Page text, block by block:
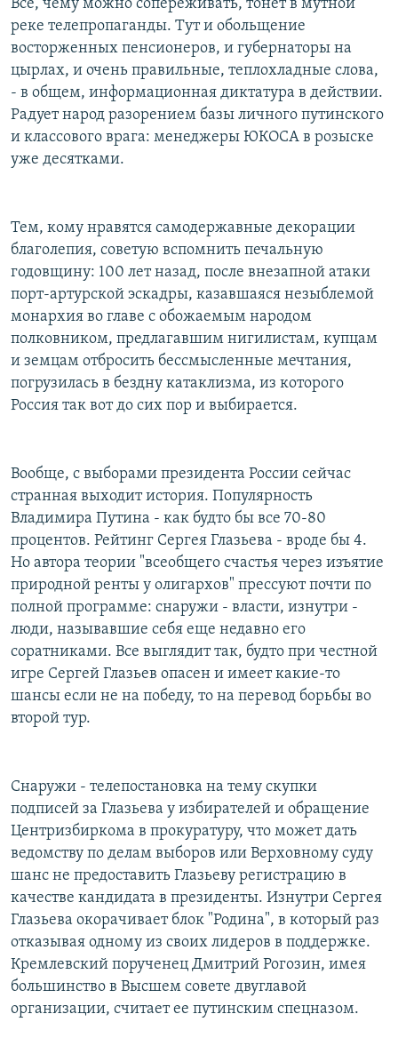
Все, чему можно сопереживать, тонет в мутной
реке телепропаганды. Тут и обольщение
восторженных пенсионеров, и губернаторы на
цырлах, и очень правильные, теплохладные слова,
- в общем, информационная диктатура в действии.
Радует народ разорением базы личного путинского
и классового врага: менеджеры ЮКОСА в розыске
уже десятками.
Тем, кому нравятся самодержавные декорации
благолепия, советую вспомнить печальную
годовщину: 100 лет назад, после внезапной атаки
порт-артурской эскадры, казавшаяся незыблемой
монархия во главе с обожаемым народом
полковником, предлагавшим нигилистам, купцам
и земцам отбросить бессмысленные мечтания,
погрузилась в бездну катаклизма, из которого
Россия так вот до сих пор и выбирается.
Вообще, с выборами президента России сейчас
странная выходит история. Популярность
Владимира Путина - как будто бы все 70-80
процентов. Рейтинг Сергея Глазьева - вроде бы 4.
Но автора теории "всеобщего счастья через изъятие
природной ренты у олигархов" прессуют почти по
полной программе: снаружи - власти, изнутри -
люди, называвшие себя еще недавно его
соратниками. Все выглядит так, будто при честной
игре Сергей Глазьев опасен и имеет какие-то
шансы если не на победу, то на перевод борьбы во
второй тур.
Снаружи - телепостановка на тему скупки
подписей за Глазьева у избирателей и обращение
Центризбиркома в прокуратуру, что может дать
ведомству по делам выборов или Верховному суду
шанс не предоставить Глазьеву регистрацию в
качестве кандидата в президенты. Изнутри Сергея
Глазьева окорачивает блок "Родина", в который раз
отказывая одному из своих лидеров в поддержке.
Кремлевский порученец Дмитрий Рогозин, имея
большинство в Высшем совете двуглавой
организации, считает ее путинским спецназом.